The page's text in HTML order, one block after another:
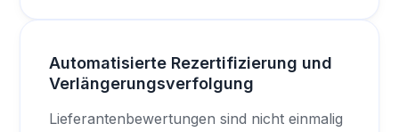
Automatisierte Rezertifizierung und
Verlängerungsverfolgung
Lieferantenbewertungen sind nicht einmalig